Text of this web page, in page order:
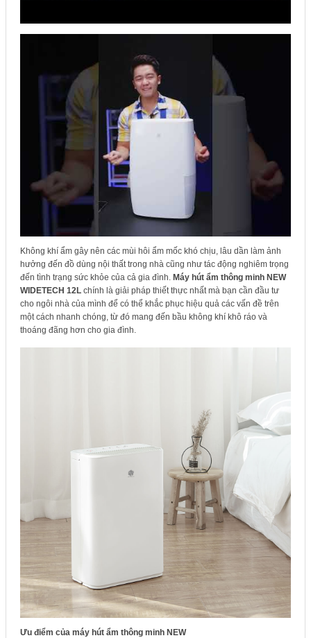
Không khí ẩm gây nên các mùi hôi ẩm mốc khó chịu, lâu dần làm ảnh
hưởng đến đồ dùng nội thất trong nhà cũng như tác động nghiêm trọng
đến tình trạng sức khỏe của cả gia đình. Máy hút ẩm thông minh NEW
WIDETECH 12L chính là giải pháp thiết thực nhất mà bạn cần đầu tư
cho ngôi nhà của mình để có thể khắc phục hiệu quả các vấn đề trên
một cách nhanh chóng, từ đó mang đến bầu không khí khô ráo và
thoáng đãng hơn cho gia đình.
Ưu điểm của máy hút ẩm thông minh NEW